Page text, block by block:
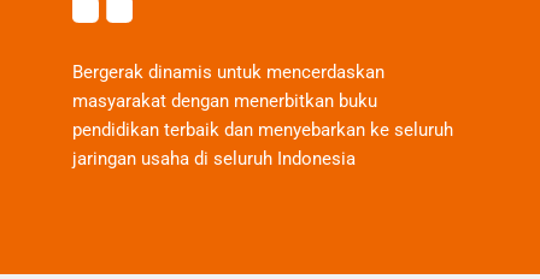
Bergerak dinamis untuk mencerdaskan
masyarakat dengan menerbitkan buku
pendidikan terbaik dan menyebarkan ke seluruh
jaringan usaha di seluruh Indonesia